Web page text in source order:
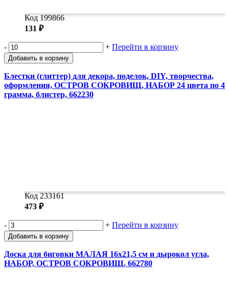
Код 199866
131 ₽
- + Перейти в корзину
Добавить в корзину
Блестки (глиттер) для декора, поделок, DIY, творчества,
оформления, ОСТРОВ СОКРОВИЩ, НАБОР 24 цвета по 4
грамма, блистер, 662230
Код 233161
473 ₽
- + Перейти в корзину
Добавить в корзину
Доска для биговки МАЛАЯ 16х21,5 см и дырокол угла,
НАБОР, ОСТРОВ СОКРОВИЩ, 662780